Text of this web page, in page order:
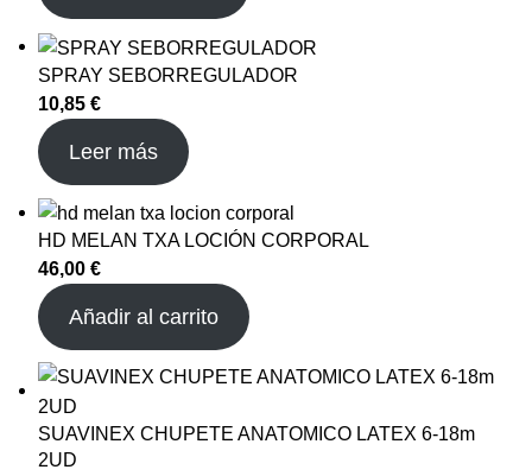
SPRAY SEBORREGULADOR
10,85 €
Leer más
HD MELAN TXA LOCIÓN CORPORAL
46,00 €
Añadir al carrito
SUAVINEX CHUPETE ANATOMICO LATEX 6-18m
2UD